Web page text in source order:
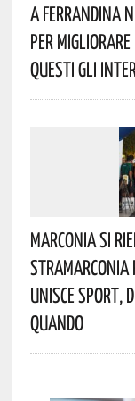
A Ferrandina
Per Migliorare
Questi Gli
Marconia Si
StraMarconia
Unisce Sport,
Quando